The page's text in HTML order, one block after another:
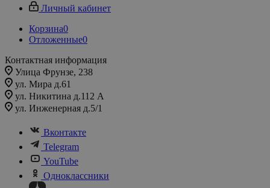
Личный кабинет
Корзина0
Отложенные0
Контактная информация
Улица Фрунзе, 238​
ул. Мира д.61
ул. Никитина д.112 А
ул. Инженерная д.5/1
Вконтакте
Telegram
YouTube
Одноклассники